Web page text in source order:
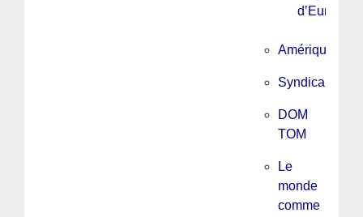
d’Europe
Amérique
Syndicalisme
DOM
TOM
Le
monde
comme